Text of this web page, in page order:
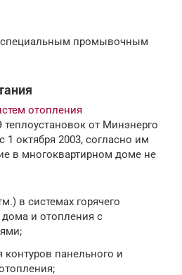
специальным промывочным
отопления
от Минэнерго
1 октября 2003, согласно им
в многоквартирном доме не
в системах горячего
и отопления с
контуров панельного и